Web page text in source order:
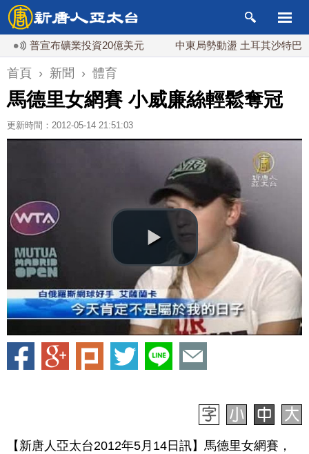
宣布礦業投資20億美元 中東局勢動盪 土耳其沙特巴基斯坦
首頁 › 新聞 › 體育
馬德里女網賽 小威廉絲輕鬆奪冠
更新時間：2012-05-14 21:51:03
【新唐人亞太台2012年5月14日訊】馬德里女網賽，